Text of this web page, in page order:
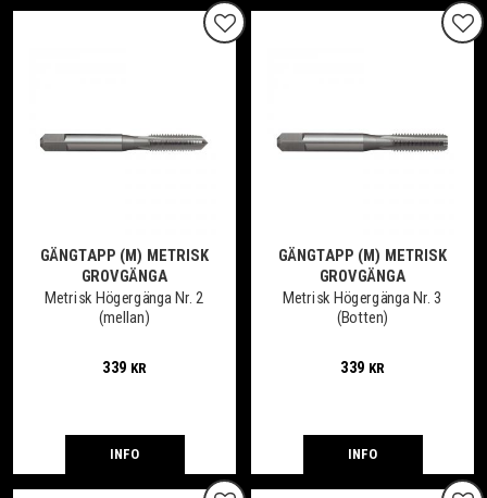
GÄNGTAPP (M) METRISK
GROVGÄNGA
Metrisk Högergänga Nr. 2
(mellan)
339 KR
Lägg till i favoriter
INFO
GÄNGTAPP (M) METRISK
GROVGÄNGA
Metrisk Högergänga Nr. 3
(Botten)
339 KR
INFO